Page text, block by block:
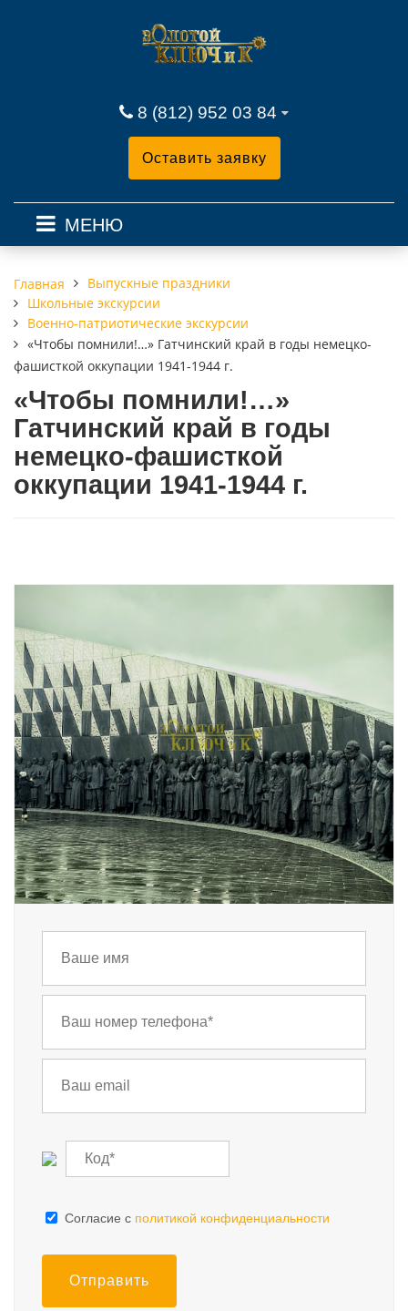
8 (812) 952 03 84
Оставить заявку
МЕНЮ
Главная
Выпускные праздники
Школьные экскурсии
Военно-патриотические экскурсии
«Чтобы помнили!…» Гатчинский край в годы немецко-
фашисткой оккупации 1941-1944 г.
«Чтобы помнили!…»
Гатчинский край в годы
немецко-фашисткой
оккупации 1941-1944 г.
Cогласие с политикой конфиденциальности
Отправить